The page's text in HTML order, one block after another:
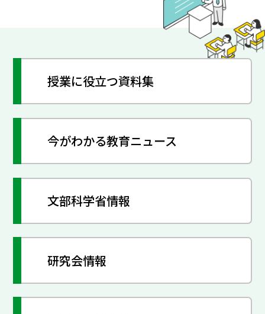
授業に役立つ資料集
今がわかる教育ニュース
文部科学省情報
研究会情報